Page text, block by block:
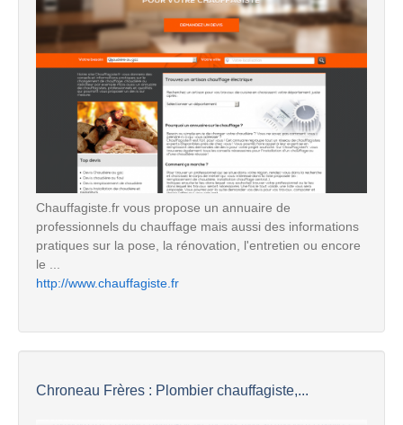
Chauffagiste.fr vous propose un annuaire de
professionnels du chauffage mais aussi des informations
pratiques sur la pose, la rénovation, l'entretien ou encore
le ...
http://www.chauffagiste.fr
Chroneau Frères : Plombier chauffagiste,...